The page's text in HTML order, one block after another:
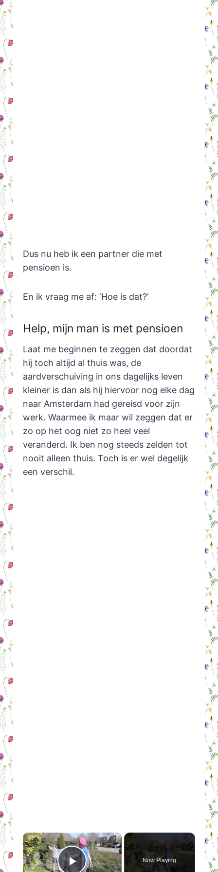
Dus nu heb ik een partner die met
pensioen is.
En ik vraag me af: ‘Hoe is dat?’
Help, mijn man is met pensioen
Laat me beginnen te zeggen dat doordat
hij toch altijd al thuis was, de
aardverschuiving in ons dagelijks leven
kleiner is dan als hij hiervoor nog elke dag
naar Amsterdam had gereisd voor zijn
werk. Waarmee ik maar wil zeggen dat er
zo op het oog niet zo heel veel
veranderd. Ik ben nog steeds zelden tot
nooit alleen thuis. Toch is er wel degelijk
een verschil.
×
Now Playing